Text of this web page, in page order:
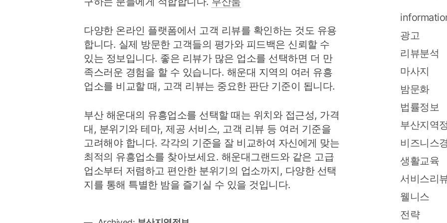
다양한 온라인 플랫폼에서 고객 리뷰를 확인하는 것도 유용
합니다. 실제 방문한 고객들의 평가와 피드백은 신뢰할 수
있는 정보입니다. 좋은 리뷰가 많은 업소를 선택하면 더 만
족스러운 경험을 할 수 있습니다. 해운대 지역의 여러 유흥
업소를 비교할 때, 고객 리뷰는 중요한 판단 기준이 됩니다.
부산 해운대의 유흥업소를 선택할 때는 위치와 접근성, 가격
대, 분위기와 테마, 제공 서비스, 고객 리뷰 등 여러 기준을
고려해야 합니다. 각각의 기준을 잘 비교하여 자신에게 맞는
최적의 유흥업소를 찾아보세요. 해운대그랜드와 같은 고급
업소부터 저렴하고 편안한 분위기의 업소까지, 다양한 선택
지를 통해 특별한 밤을 즐기실 수 있을 것입니다.
광고
리뷰분석
마사지
밤문화
법률정보
부산지역
비즈니스
생활교육
서비스리
웰니스
전략